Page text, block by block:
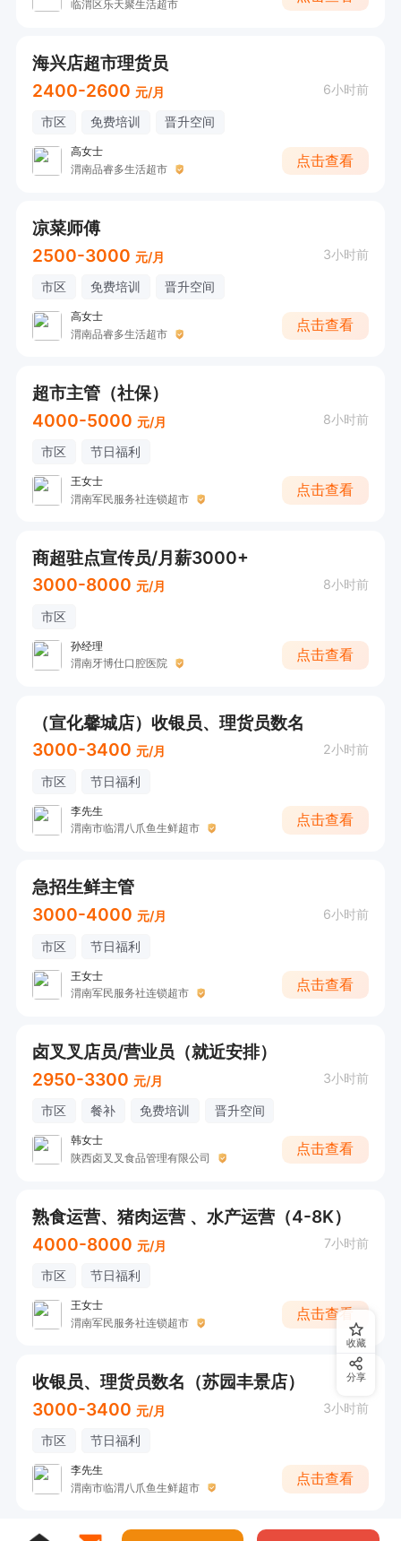
临渭区乐天聚生活超市
海兴店超市理货员
2400-2600 元/月 6小时前
市区 免费培训 晋升空间
高女士
渭南品睿多生活超市
点击查看
凉菜师傅
2500-3000 元/月 3小时前
市区 免费培训 晋升空间
高女士
渭南品睿多生活超市
点击查看
超市主管（社保）
4000-5000 元/月 8小时前
市区 节日福利
王女士
渭南军民服务社连锁超市
点击查看
商超驻点宣传员/月薪3000+
3000-8000 元/月 8小时前
市区
孙经理
渭南牙博仕口腔医院
点击查看
（宣化馨城店）收银员、理货员数名
3000-3400 元/月 2小时前
市区 节日福利
李先生
渭南市临渭八爪鱼生鲜超市
点击查看
急招生鲜主管
3000-4000 元/月 6小时前
市区 节日福利
王女士
渭南军民服务社连锁超市
点击查看
卤叉叉店员/营业员（就近安排）
2950-3300 元/月 3小时前
市区 餐补 免费培训 晋升空间
韩女士
陕西卤叉叉食品管理有限公司
点击查看
熟食运营、猪肉运营 ​、水产运营（4-8K）
4000-8000 元/月 7小时前
市区 节日福利
王女士
渭南军民服务社连锁超市
点击查看
收银员、理货员数名（苏园丰景店）
3000-3400 元/月 3小时前
市区 节日福利
李先生
渭南市临渭八爪鱼生鲜超市
点击查看
收藏
分享